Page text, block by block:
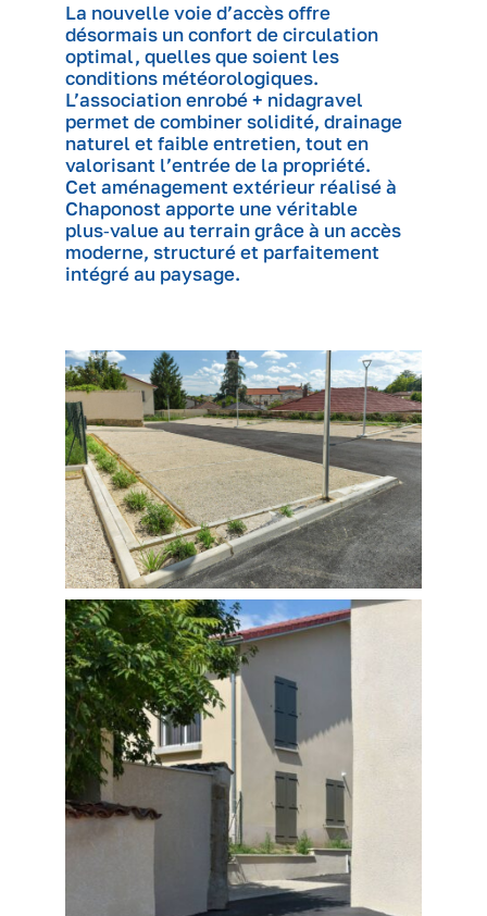
La nouvelle voie d’accès offre
désormais un confort de circulation
optimal, quelles que soient les
conditions météorologiques.
L’association enrobé + nidagravel
permet de combiner solidité, drainage
naturel et faible entretien, tout en
valorisant l’entrée de la propriété.
Cet aménagement extérieur réalisé à
Chaponost apporte une véritable
plus‑value au terrain grâce à un accès
moderne, structuré et parfaitement
intégré au paysage.